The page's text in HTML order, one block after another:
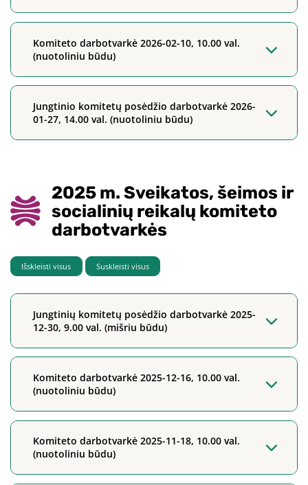
Komiteto darbotvarkė 2026-02-10, 10.00 val.
(nuotoliniu būdu)
Jungtinio komitetų posėdžio darbotvarkė 2026-
01-27, 14.00 val. (nuotoliniu būdu)
2025 m. Sveikatos, šeimos ir
socialinių reikalų komiteto
darbotvarkės
Išskleisti visus Suskleisti visus
Jungtinių komitetų posėdžio darbotvarkė 2025-
12-30, 9.00 val. (mišriu būdu)
Komiteto darbotvarkė 2025-12-16, 10.00 val.
(nuotoliniu būdu)
Komiteto darbotvarkė 2025-11-18, 10.00 val.
(nuotoliniu būdu)